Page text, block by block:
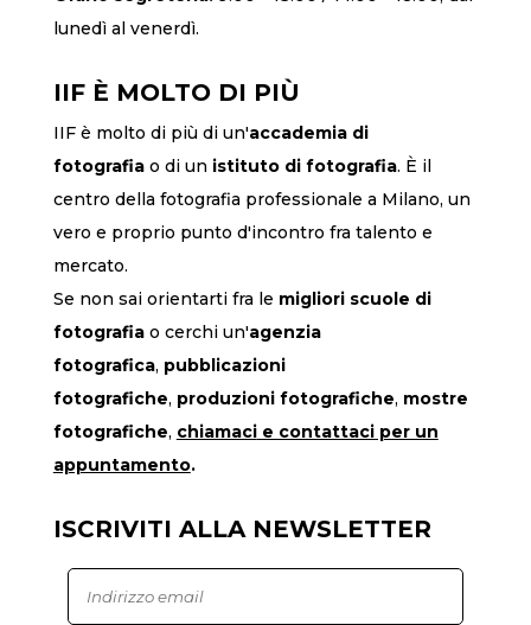
lunedì al venerdì.
IIF È MOLTO DI PIÙ
IIF è molto di più di un'accademia di
fotografiao di un istituto di fotografia. È il
centro della fotografia professionale a Milano, un
vero e proprio punto d'incontro fra talento e
mercato.
Se non sai orientarti fra le migliori scuole di
fotografiao cerchi un'agenzia
fotografica, pubblicazioni
fotografiche, produzioni fotografiche, mostre
fotografiche, chiamacie contattaci per un
appuntamento.
ISCRIVITI ALLA NEWSLETTER